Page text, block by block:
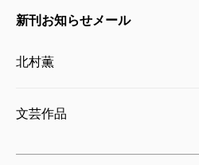
せ、自在に、けれど自然の地
この美しい本にはたびたび庄
が、著者が彼の作品について
一人だけのものではないから
が存在するしるしだし、最終
への流れ（犀川からミシシッ
新刊お知らせメール
北村薫
文芸作品